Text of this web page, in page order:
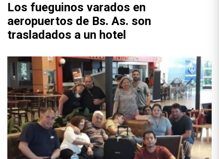
Los fueguinos varados en
aeropuertos de Bs. As. son
trasladados a un hotel